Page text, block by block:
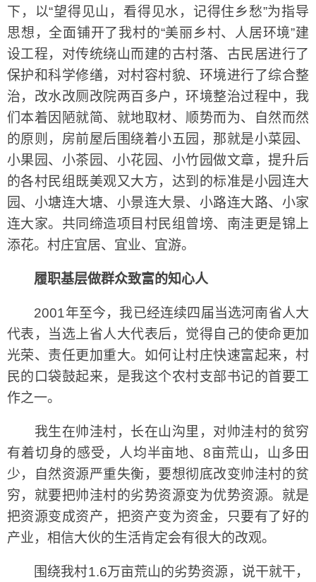
下，以“望得见山，看得见水，记得住乡愁”为指导
思想，全面铺开了我村的“美丽乡村、人居环境”建
设工程，对传统绕山而建的古村落、古民居进行了
保护和科学修缮，对村容村貌、环境进行了综合整
治，改水改厕改院两百多户，环境整治过程中，我
们本着因陋就简、就地取材、顺势而为、自然而然
的原则，房前屋后围绕着小五园，那就是小菜园、
小果园、小茶园、小花园、小竹园做文章，提升后
的各村民组既美观又大方，达到的标准是小园连大
园、小塘连大塘、小景连大景、小路连大路、小家
连大家。共同缔造项目村民组曾塝、南洼更是锦上
添花。村庄宜居、宜业、宜游。
履职基层做群众致富的知心人
2001年至今，我已经连续四届当选河南省人大
代表，当选上省人大代表后，觉得自己的使命更加
光荣、责任更加重大。如何让村庄快速富起来，村
民的口袋鼓起来，是我这个农村支部书记的首要工
作之一。
我生在帅洼村，长在山沟里，对帅洼村的贫穷
有着切身的感受，人均半亩地、8亩荒山，山多田
少，自然资源严重失衡，要想彻底改变帅洼村的贫
穷，就要把帅洼村的劣势资源变为优势资源。就是
把资源变成资产，把资产变为资金，只要有了好的
产业，相信大伙的生活肯定会有很大的改观。
围绕我村1.6万亩荒山的劣势资源，说干就干，